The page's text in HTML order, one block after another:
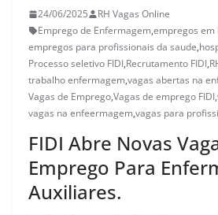
24/06/2025
RH Vagas Online
Emprego de Enfermagem,empregos em
empregos para profissionais da saude,
Processo seletivo FIDI,Recrutamento FIDI,
trabalho enfermagem,vagas abertas na
Vagas de Emprego,Vagas de emprego FIDI,
vagas na enfeermagem,vagas para
FIDI Abre Novas
Emprego Para
Auxiliares.